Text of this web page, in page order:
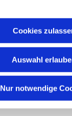
Cookies
Auswahl
Nur notwendige